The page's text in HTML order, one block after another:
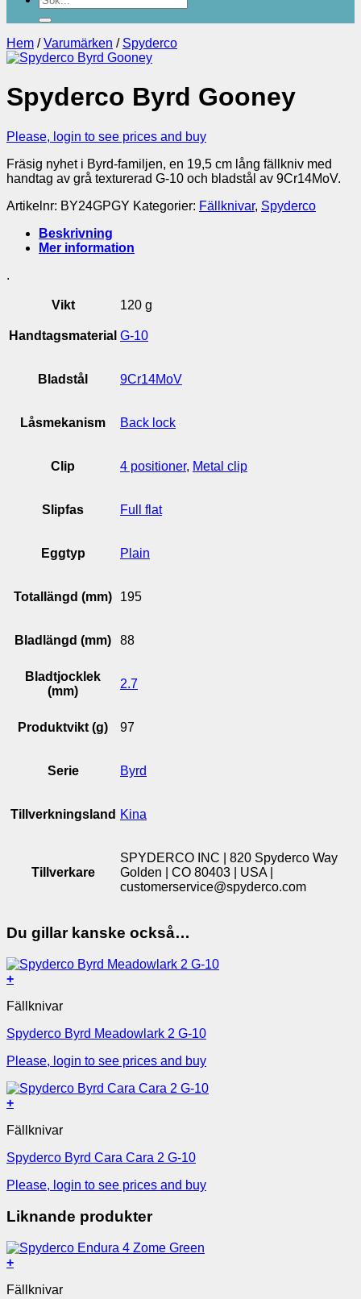
efter:
Hem / Varumärken / Spyderco
Spyderco Byrd Gooney
Please, login to see prices and buy
Fräsig nyhet i Byrd-familjen, en 19,5 cm lång fällkniv med
handtag av grå texturerad G-10 och bladstål av 9Cr14MoV.
Artikelnr: BY24GPGY Kategorier: Fällknivar, Spyderco
Beskrivning
Mer information
.
Vikt 120 g
Handtagsmaterial G-10
Bladstål 9Cr14MoV
Låsmekanism Back lock
Clip 4 positioner, Metal clip
Slipfas Full flat
Eggtyp Plain
Totallängd (mm) 195
Bladlängd (mm) 88
Bladtjocklek
(mm)
2.7
Produktvikt (g) 97
Serie Byrd
Tillverkningsland Kina
Tillverkare
SPYDERCO INC | 820 Spyderco Way
Golden | CO 80403 | USA |
customerservice@spyderco.com
Du gillar kanske också…
+
Fällknivar
Spyderco Byrd Meadowlark 2 G-10
Please, login to see prices and buy
+
Fällknivar
Spyderco Byrd Cara Cara 2 G-10
Please, login to see prices and buy
Liknande produkter
+
Fällknivar